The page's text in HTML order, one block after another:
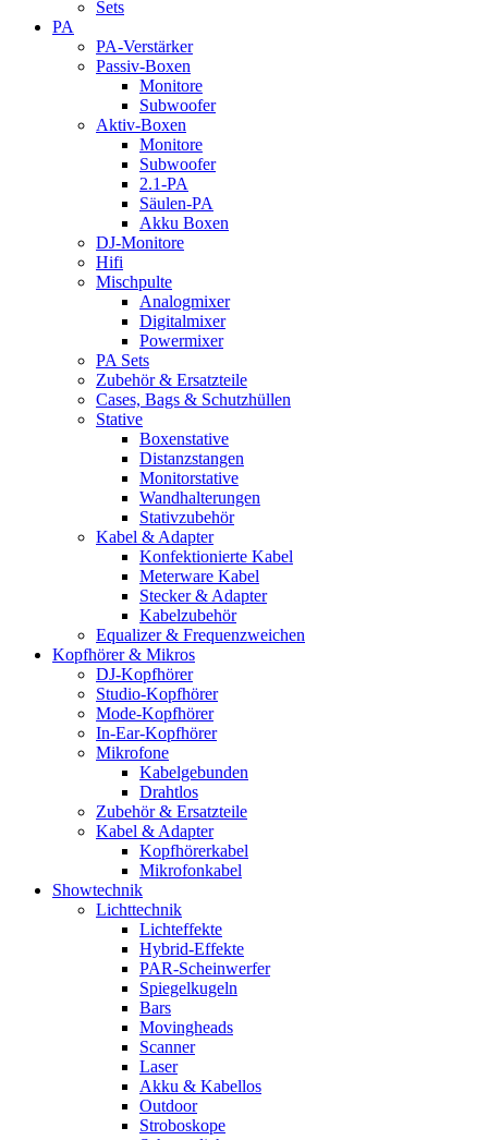
Sets
PA
PA-Verstärker
Passiv-Boxen
Monitore
Subwoofer
Aktiv-Boxen
Monitore
Subwoofer
2.1-PA
Säulen-PA
Akku Boxen
DJ-Monitore
Hifi
Mischpulte
Analogmixer
Digitalmixer
Powermixer
PA Sets
Zubehör & Ersatzteile
Cases, Bags & Schutzhüllen
Stative
Boxenstative
Distanzstangen
Monitorstative
Wandhalterungen
Stativzubehör
Kabel & Adapter
Konfektionierte Kabel
Meterware Kabel
Stecker & Adapter
Kabelzubehör
Equalizer & Frequenzweichen
Kopfhörer & Mikros
DJ-Kopfhörer
Studio-Kopfhörer
Mode-Kopfhörer
In-Ear-Kopfhörer
Mikrofone
Kabelgebunden
Drahtlos
Zubehör & Ersatzteile
Kabel & Adapter
Kopfhörerkabel
Mikrofonkabel
Showtechnik
Lichttechnik
Lichteffekte
Hybrid-Effekte
PAR-Scheinwerfer
Spiegelkugeln
Bars
Movingheads
Scanner
Laser
Akku & Kabellos
Outdoor
Stroboskope